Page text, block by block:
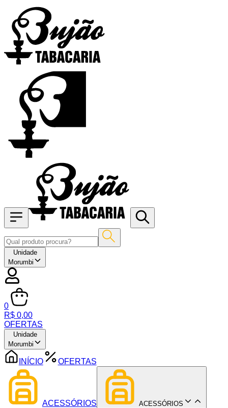
Unidade
Morumbi
0
R$ 0,00
OFERTAS
Unidade
Morumbi
INÍCIO OFERTAS
ACESSÓRIOS ACESSÓRIOS